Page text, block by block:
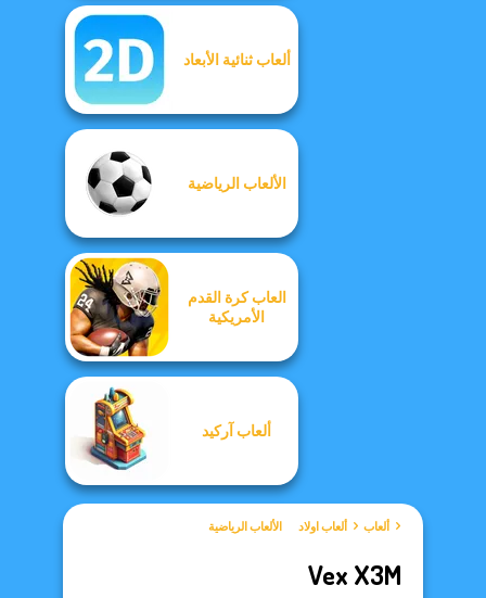
ألعاب ثنائية الأبعاد
الألعاب الرياضية
العاب كرة القدم
الأمريكية
ألعاب آركيد
ألعاب ألعاب اولاد الألعاب الرياضية
Vex X3M